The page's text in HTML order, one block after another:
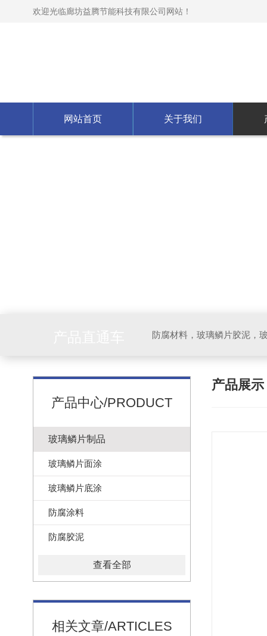
欢迎光临廊坊益腾节能科技有限公司网站！
网站首页 关于我们
产品中心/PRODUCT
玻璃鳞片制品
玻璃鳞片面涂
玻璃鳞片底涂
防腐涂料
防腐胶泥
查看全部
相关文章/ARTICLES
产品展示